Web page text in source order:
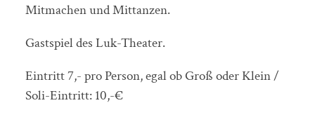
Mitmachen und Mittanzen.
Gastspiel des Luk-Theater.
Eintritt 7,- pro Person, egal ob Groß oder Klein /
Soli-Eintritt: 10,-€